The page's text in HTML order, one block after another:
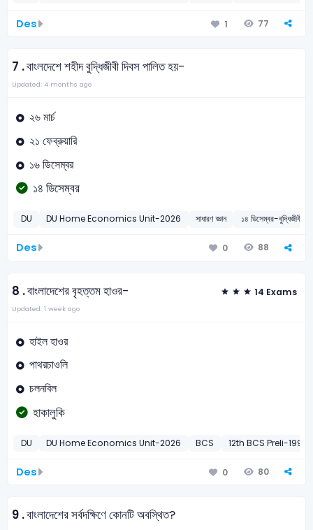
Des 1 77
7 .বাংলদেশে শহীদ বুদ্ধিজীবী দিবস পালিত হয়-
Updated: 4 months ago
২৬ মার্চ
২১ ফেব্রুয়ারি
১৬ ডিসেম্বর
১৪ ডিসেম্বর
DU DU Home Economics Unit-2026 সাধারণ জ্ঞান ১৪ ডিসেম্বর-বুদ্ধিজীবী
Des 0 88
8 .বাংলাদেশের বৃহত্তম হাওর- 14 Exams
Updated: 1 week ago
হাইল হাওর
পাথরচাওলি
চলনবিল
হাকালুকি
DU DU Home Economics Unit-2026 BCS 12th BCS Preli-1991
Des 0 80
9 .বাংলাদেশের সর্বদক্ষিণে কোনটি অবস্থিত?